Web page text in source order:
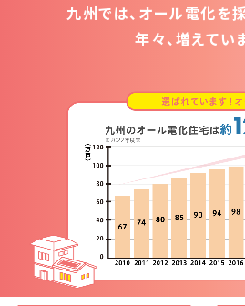
九州では、オール電化を
年々、増えてい